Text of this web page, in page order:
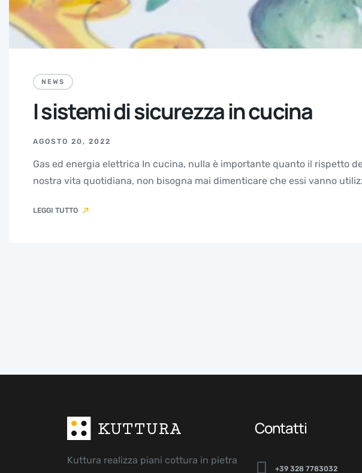
NEWS
I sistemi di sicurezza in cucina
AGOSTO 20, 2022
Gas ed energia elettrica In cucina, nulla è importante quanto il rispetto
nostra vita quotidiana, non bisogna mai dimenticare che essi vanno
LEGGI TUTTO
Kuttura realizza piani cottura in pietra
Contatti
+39 328 7783032